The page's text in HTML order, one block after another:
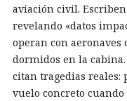
aviación civil.
revelando «datos
operan con aeronaves
dormidos en la
citan tragedias reales:
vuelo concreto